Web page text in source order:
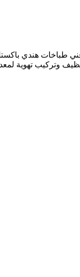
طباخات هندي
وتركيب تهوية